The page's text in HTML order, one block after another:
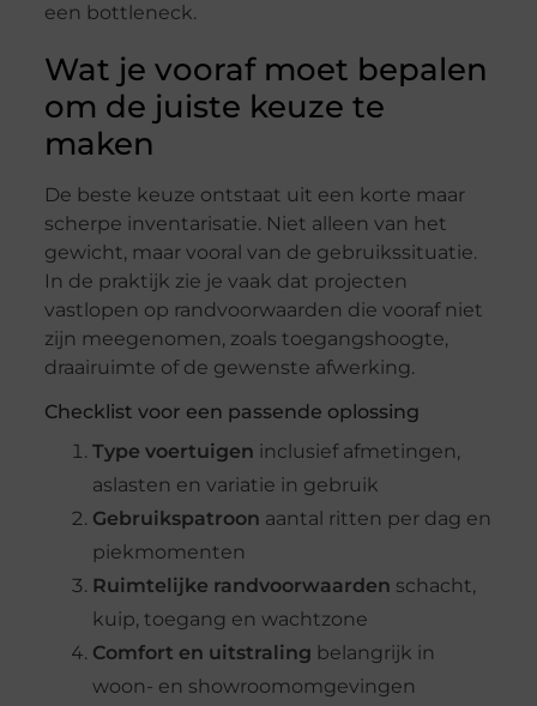
een bottleneck.
Wat je vooraf moet bepalen
om de juiste keuze te
maken
De beste keuze ontstaat uit een korte maar
scherpe inventarisatie. Niet alleen van het
gewicht, maar vooral van de gebruikssituatie.
In de praktijk zie je vaak dat projecten
vastlopen op randvoorwaarden die vooraf niet
zijn meegenomen, zoals toegangshoogte,
draairuimte of de gewenste afwerking.
Checklist voor een passende oplossing
Type voertuigen inclusief afmetingen,
aslasten en variatie in gebruik
Gebruikspatroon aantal ritten per dag en
piekmomenten
Ruimtelijke randvoorwaarden schacht,
kuip, toegang en wachtzone
Comfort en uitstraling belangrijk in
woon- en showroomomgevingen